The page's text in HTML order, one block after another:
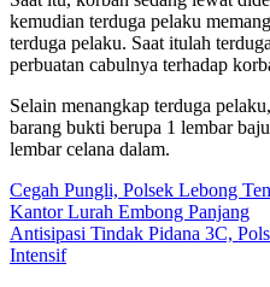
kemudian terduga pelaku
terduga pelaku. Saat itulah
perbuatan cabulnya terhadap
Selain menangkap terduga
barang bukti berupa 1 lembar
lembar celana dalam.
Navigasi
pos
Cegah Pungli, Polsek Lebong
Kantor Lurah Embong Panjang
Antisipasi Tindak Pidana 3C,
Intensif